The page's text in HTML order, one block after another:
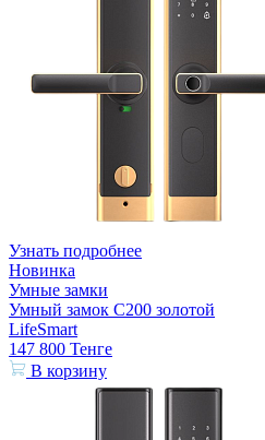
Узнать подробнее
Новинка
Умные замки
Умный замок С200 золотой
LifeSmart
147 800 Тенге
В корзину